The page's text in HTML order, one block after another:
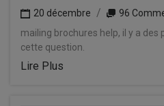
20 décembre
96
mailing brochures help, il y a
cette question.
Lire Plus